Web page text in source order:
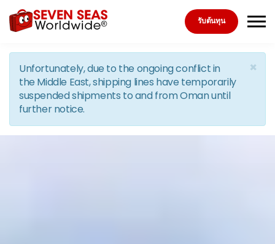
Skip to the content
รับต้นทุน
×
Unfortunately, due to the ongoing conflict in
the Middle East, shipping lines have temporarily
suspended shipments to and from Oman until
further notice.